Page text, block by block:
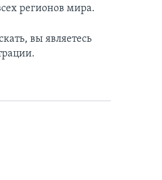
регионов мира.
вы являетесь